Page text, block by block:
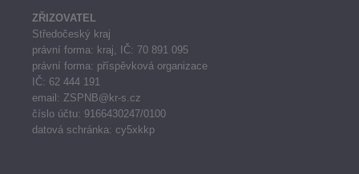
ZŘIZOVATEL
Středočeský kraj
právní forma: kraj, IČ: 70 891 095
právní forma: příspěvková organizace
IČ: 62 444 191
email: ZSPNB@kr-s.cz
číslo účtu: 9166430247/0100
datová schránka: cy5xkkp